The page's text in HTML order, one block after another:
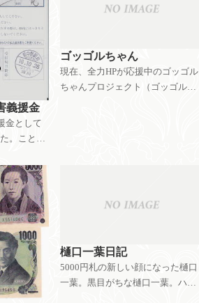
義援金
金として
。ことの
報 そらの
リンク集
県中越地
ゴッゴルちゃん
現在、全力HPが応援中のゴッゴル
ちゃんプロジェクト（ゴッゴル
樋口一葉日記
5000円札の新しい顔になった樋口
一葉。黒目がちな樋口一葉。ハニ